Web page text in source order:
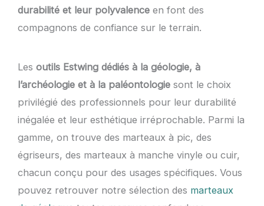
durabilité et leur polyvalence en font des
compagnons de confiance sur le terrain.
Les outils Estwing dédiés à la géologie, à
l’archéologie et à la paléontologie sont le choix
privilégié des professionnels pour leur durabilité
inégalée et leur esthétique irréprochable. Parmi la
gamme, on trouve des marteaux à pic, des
égriseurs, des marteaux à manche vinyle ou cuir,
chacun conçu pour des usages spécifiques. Vous
pouvez retrouver notre sélection des marteaux